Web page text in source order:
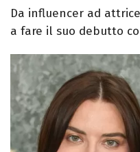
Da influencer ad
a fare il suo debutto